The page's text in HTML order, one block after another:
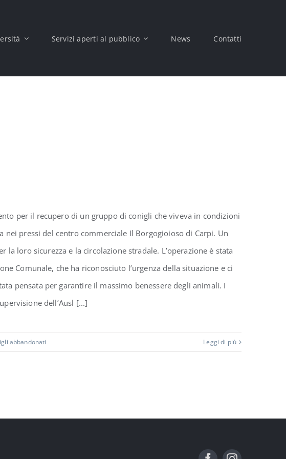
Servizi aperti al pubblico News Contatti
per il recupero di un gruppo di conigli che viveva in condizioni
pressi del centro commerciale Il Borgogioioso di Carpi. Un
loro sicurezza e la circolazione stradale. L’operazione è stata
Comunale, che ha riconosciuto l’urgenza della situazione e ci
pensata per garantire il massimo benessere degli animali. I
dell’Ausl [...]
abbandonati Leggi di più